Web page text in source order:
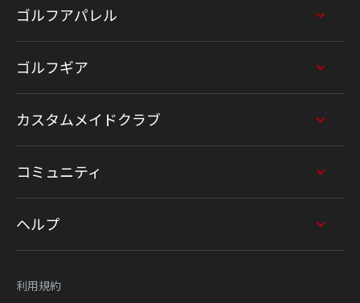
ゴルフアパレル
ゴルフギア
カスタムメイドクラブ
コミュニティ
ヘルプ
利用規約